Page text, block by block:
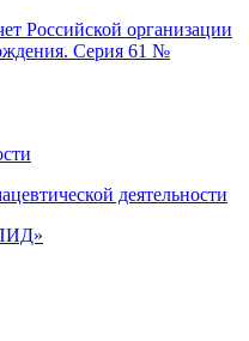
Российской организации
Серия 61 №
деятельности